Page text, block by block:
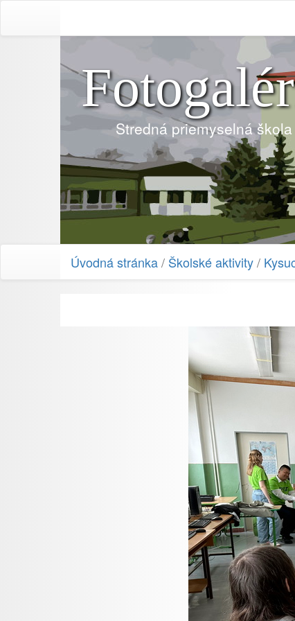
Stredná priemyselná
Úvodná stránka/ Školské aktivity/